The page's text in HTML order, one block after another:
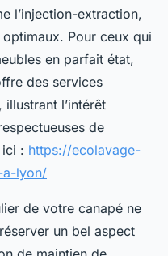
l’injection-extraction,
Pour ceux qui
en parfait état,
des services
l’intérêt
de
: https://ecolavage-
a-lyon/
de votre canapé ne
un bel aspect